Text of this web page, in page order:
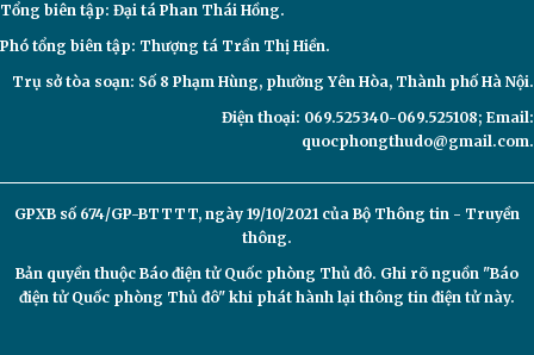
Tổng biên tập: Đại tá Phan Thái Hồng.
Phó tổng biên tập: Thượng tá Trần Thị Hiền.
Trụ sở tòa soạn: Số 8 Phạm Hùng, phường Yên Hòa, Thành phố Hà Nội.
Điện thoại: 069.525340-069.525108; Email:
quocphongthudo@gmail.com.
GPXB số 674/GP-BTTTT, ngày 19/10/2021 của Bộ Thông tin - Truyền
thông.
Bản quyền thuộc Báo điện tửQuốc phòng Thủ đô. Ghi rõ nguồn "Báo
điện tử Quốc phòng Thủ đô" khi phát hành lại thông tin điện tử này.